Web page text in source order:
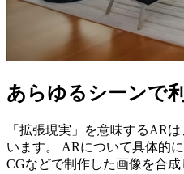
あらゆるシーンで
「拡張現実」を意味するAR
います。 ARについて具体的
CGなどで制作した画像を合